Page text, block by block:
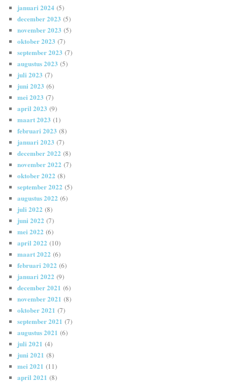
januari 2024 (5)
december 2023 (5)
november 2023 (5)
oktober 2023 (7)
september 2023 (7)
augustus 2023 (5)
juli 2023 (7)
juni 2023 (6)
mei 2023 (7)
april 2023 (9)
maart 2023 (1)
februari 2023 (8)
januari 2023 (7)
december 2022 (8)
november 2022 (7)
oktober 2022 (8)
september 2022 (5)
augustus 2022 (6)
juli 2022 (8)
juni 2022 (7)
mei 2022 (6)
april 2022 (10)
maart 2022 (6)
februari 2022 (6)
januari 2022 (9)
december 2021 (6)
november 2021 (8)
oktober 2021 (7)
september 2021 (7)
augustus 2021 (6)
juli 2021 (4)
juni 2021 (8)
mei 2021 (11)
april 2021 (8)